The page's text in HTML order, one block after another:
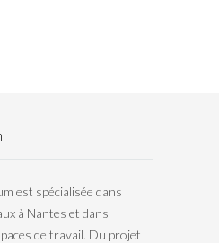
est spécialisée dans
à Nantes et dans
de travail. Du projet